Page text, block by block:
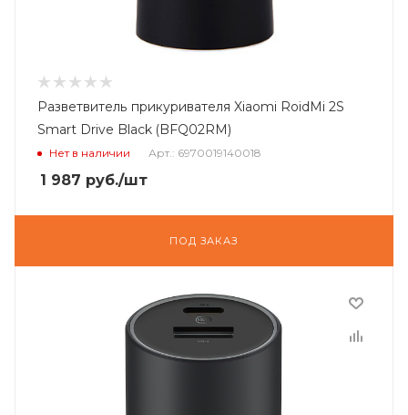
Разветвитель прикуривателя Xiaomi RoidMi 2S
Smart Drive Black (BFQ02RM)
Нет в наличии Арт.: 6970019140018
1 987 руб./шт
ПОД ЗАКАЗ